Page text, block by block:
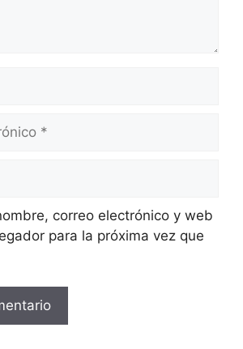
correo electrónico y web
para la próxima vez que